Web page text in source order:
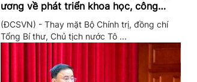
ương về phát triển khoa học, công
nghệ, đổi mới sáng tạo và chuyển đổi
số
(ĐCSVN) - Thay mặt Bộ Chính trị, đồng chí
Tổng Bí thư, Chủ tịch nước Tô ...